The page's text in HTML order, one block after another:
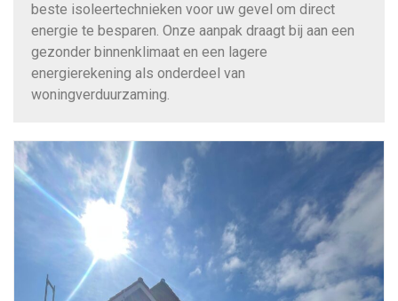
beste isoleertechnieken voor uw gevel om direct
energie te besparen. Onze aanpak draagt bij aan een
gezonder binnenklimaat en een lagere
energierekening als onderdeel van
woningverduurzaming.